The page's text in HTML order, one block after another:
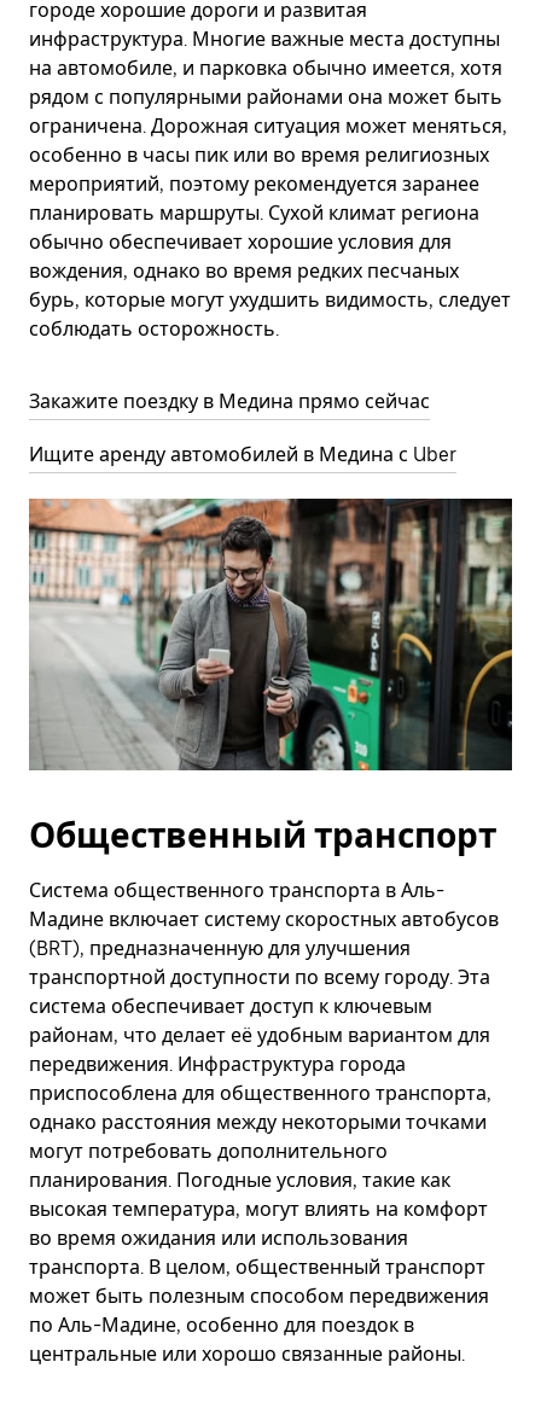
городе хорошие дороги и развитая
инфраструктура. Многие важные места доступны
на автомобиле, и парковка обычно имеется, хотя
рядом с популярными районами она может быть
ограничена. Дорожная ситуация может меняться,
особенно в часы пик или во время религиозных
мероприятий, поэтому рекомендуется заранее
планировать маршруты. Сухой климат региона
обычно обеспечивает хорошие условия для
вождения, однако во время редких песчаных
бурь, которые могут ухудшить видимость, следует
соблюдать осторожность.
Закажите поездку в Медина прямо сейчас
Ищите аренду автомобилей в Медина с Uber
Общественный транспорт
Система общественного транспорта в Аль-
Мадине включает систему скоростных автобусов
(BRT), предназначенную для улучшения
транспортной доступности по всему городу. Эта
система обеспечивает доступ к ключевым
районам, что делает её удобным вариантом для
передвижения. Инфраструктура города
приспособлена для общественного транспорта,
однако расстояния между некоторыми точками
могут потребовать дополнительного
планирования. Погодные условия, такие как
высокая температура, могут влиять на комфорт
во время ожидания или использования
транспорта. В целом, общественный транспорт
может быть полезным способом передвижения
по Аль-Мадине, особенно для поездок в
центральные или хорошо связанные районы.